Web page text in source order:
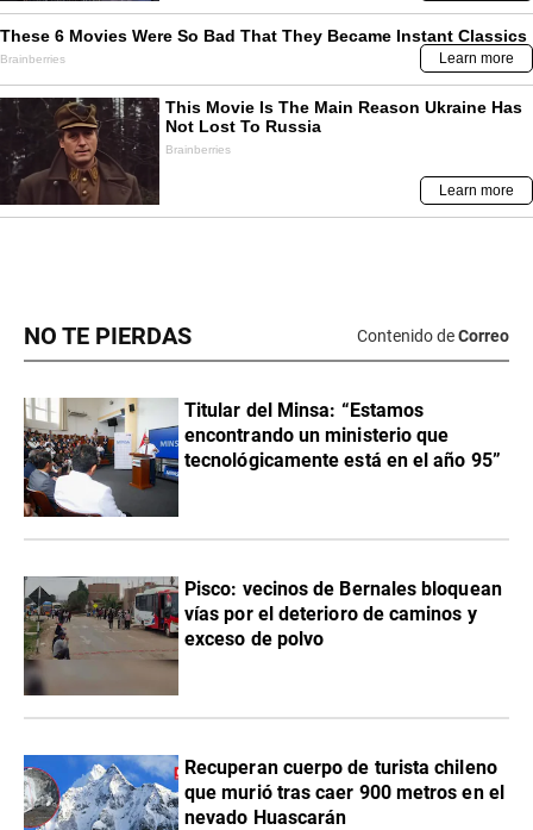
NO TE PIERDAS Contenido deCorreo
Titular del Minsa: “Estamos
encontrando un ministerio que
tecnológicamente está en el año 95”
Pisco: vecinos de Bernales bloquean
vías por el deterioro de caminos y
exceso de polvo
Recuperan cuerpo de turista chileno
que murió tras caer 900 metros en el
nevado Huascarán